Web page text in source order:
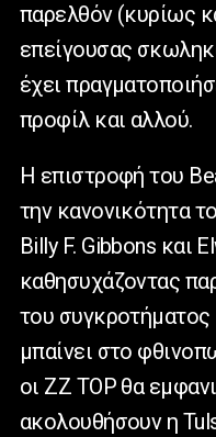
παρελθόν (κυρίως
επείγουσας
έχει
προφίλ και αλλού.
Η επιστροφή του
την κανονικότητα
Billy F. Gibbons και
καθησυχάζοντας
του
μπαίνει στο
οι ZZ TOP θα
ακολουθήσουν η